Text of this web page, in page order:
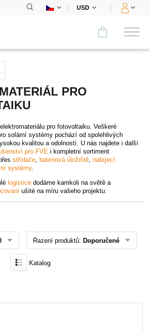
USD
PRO
pro fotovoltaiku. Veškeré
solární systémy pochází od spolehlivých
kvalitou a odolností. U nás najdete i další
pro FVE i kompletní sortiment
střídače, bateriová úložiště, nabíjecí
systémy.
logistice dodáme kamkoli na světě a
ušité na míru vašeho projektu.
Řazení produktů: Doporučené
Katalog